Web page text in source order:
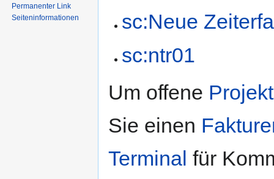
sc:Neue
sc:ntr01
Um offene
Sie einen
Terminal für
Permanenter Link
Seiten­­informationen